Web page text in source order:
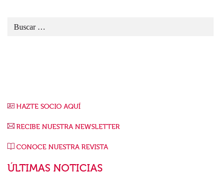
HAZTE SOCIO AQUÍ
RECIBE NUESTRA NEWSLETTER
CONOCE NUESTRA REVISTA
ÚLTIMAS NOTICIAS